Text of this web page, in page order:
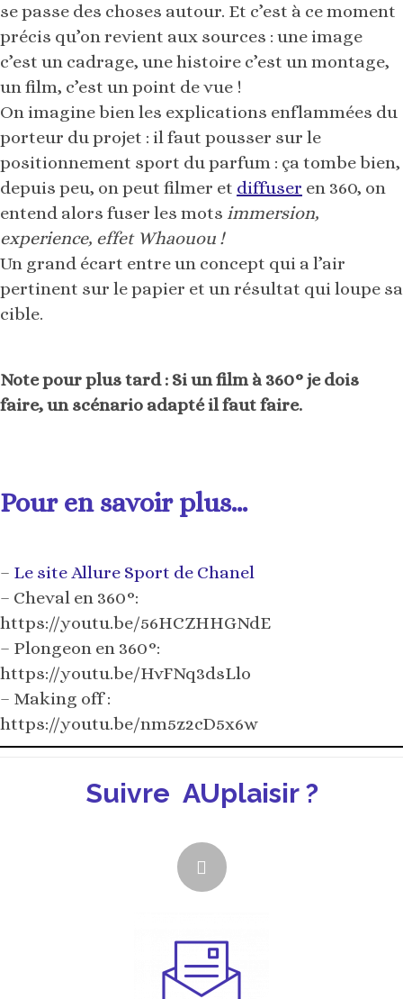
se passe des choses autour. Et c’est à ce moment
précis qu’on revient aux sources : une image
c’est un cadrage, une histoire c’est un montage,
un film, c’est un point de vue !
On imagine bien les explications enflammées du
porteur du projet : il faut pousser sur le
positionnement sport du parfum : ça tombe bien,
depuis peu, on peut filmer et diffuser en 360, on
entend alors fuser les mots immersion,
experience, effet Whaouou !
Un grand écart entre un concept qui a l’air
pertinent sur le papier et un résultat qui loupe sa
cible.
Note pour plus tard : Si un film à 360° je dois
faire, un scénario adapté il faut faire.
Pour en savoir plus…
– Le site Allure Sport de Chanel
– Cheval en 360°:
https://youtu.be/56HCZHHGNdE
– Plongeon en 360°:
https://youtu.be/HvFNq3dsLlo
– Making off :
https://youtu.be/nm5z2cD5x6w
Suivre AUplaisir ?